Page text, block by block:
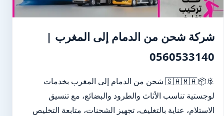
شركة شحن من الدمام إلى المغرب |
0560533140
🚢📦🇸🇦🇲🇦 شحن من الدمام إلى المغرب بخدمات
لوجستية تناسب الأثاث والطرود والبضائع، مع تنسيق
الاستلام، عناية بالتغليف، تجهيز الشحنات، متابعة التخليص